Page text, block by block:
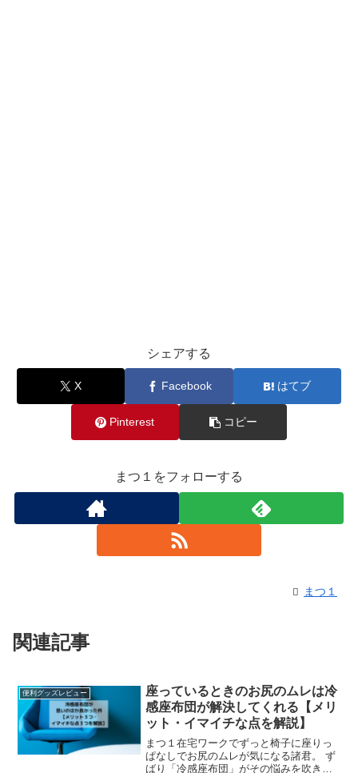
シェアする
X Facebook はてブ
Pinterest コピー
まつ１をフォローする
まつ１
関連記事
便利グッズレビュー
座っているときのお尻のムレは冷
感座布団が解決してくれる【メリ
ット・イマイチな点を解説】
まつ１在宅ワークでずっと椅子に座りっ
ぱなしでお尻のムレが気になる諸君。 ず
ばり「冷感座布団」がその悩みを吹き飛